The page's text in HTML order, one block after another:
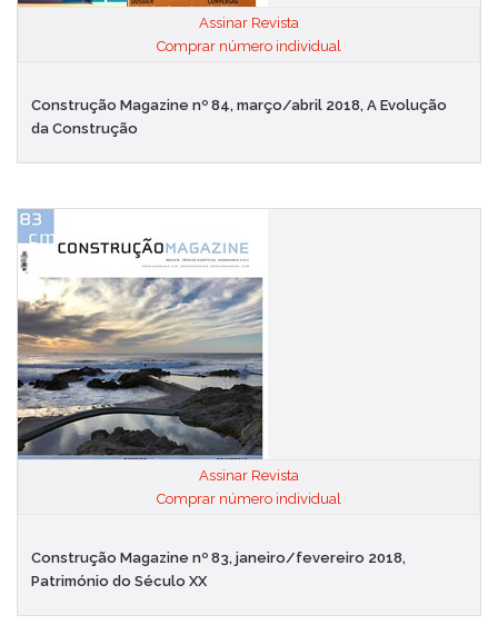
Assinar Revista
Comprar número individual
Construção Magazine nº 84, março/abril 2018, A Evolução
da Construção
Assinar Revista
Comprar número individual
Construção Magazine nº 83, janeiro/fevereiro 2018,
Património do Século XX